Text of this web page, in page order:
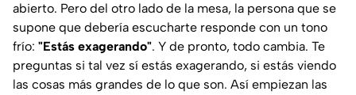
abierto. Pero del otro lado de la mesa, la persona que se
supone que debería escucharte responde con un tono
frío: "Estás exagerando". Y de pronto, todo cambia. Te
preguntas si tal vez sí estás exagerando, si estás viendo
las cosas más grandes de lo que son. Así empiezan las